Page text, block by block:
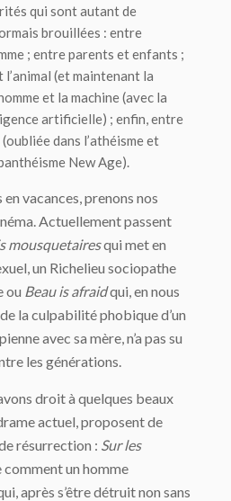
qui sont autant de
brouillées : entre
; entre parents et enfants ;
l’animal (et maintenant la
et la machine (avec la
artificielle) ; enfin, entre
dans l’athéisme et
New Age).
vacances, prenons nos
Actuellement passent
mousquetairesqui met en
un Richelieu sociopathe
ou Beau is afraidqui, en nous
la culpabilité phobique d’un
avec sa mère, n’a pas su
les générations.
droit à quelques beaux
actuel, proposent de
résurrection : Sur les
un homme
après s’être détruit non sans